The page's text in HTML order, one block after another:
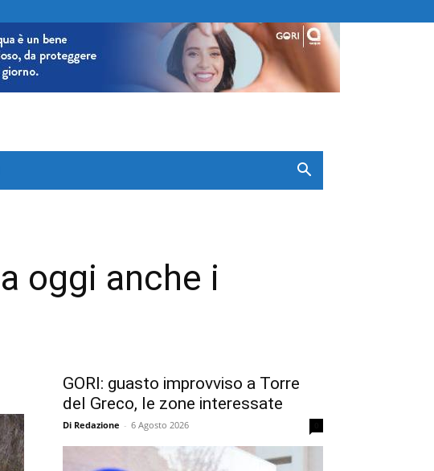
oggi anche i
GORI: guasto improvviso a Torre
del Greco, le zone interessate
Di Redazione - 6 Agosto 2026